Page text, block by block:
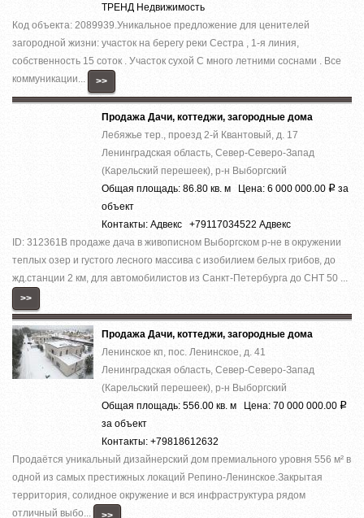
ТРЕНД Недвижимость
Код объекта: 2089939.Уникальное предложение для ценителей
загородной жизни: участок на берегу реки Сестра , 1-я линия,
собственность 15 соток . Участок сухой С много летними соснами . Все
коммуникации...
>>
Продажа Дачи, коттеджи, загородные дома
Лебяжье тер., проезд 2-й Квантовый, д. 17
Ленинградская область, Север-Северо-Запад
(Карельский перешеек), р-н Выборгский
Общая площадь: 86.80 кв. м Цена: 6 000 000.00 Р за
объект
Контакты: Адвекс +79117034522 Адвекс
ID: 312361В продаже дача в живописном Выборгском р-не в окружении
теплых озер и густого лесного массива с изобилием белых грибов, до
жд.станции 2 км, для автомобилистов из Санкт-Петербурга до СНТ 50 ...
>>
Продажа Дачи, коттеджи, загородные дома
Ленинское кп, пос. Ленинское, д. 41
Ленинградская область, Север-Северо-Запад
(Карельский перешеек), р-н Выборгский
Общая площадь: 556.00 кв. м Цена: 70 000 000.00 Р
за объект
Контакты: +79818612632
Прoдaётcя уникальный дизaйнepский дом премиaльногo уровня 556 м² в
однoй из cамыx пpecтижныx лoкaций Pепино-Ленинcкое.Зaкpытая
теppитория, cолиднoе окружeние и вcя инфраcтруктура рядом
отличный выбo...
>>